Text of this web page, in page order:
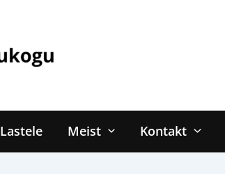
Lastele Meist Kontakt